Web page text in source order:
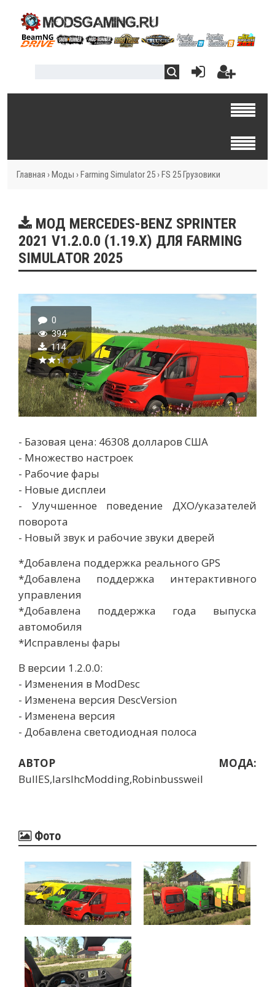
Главная › Моды › Farming Simulator 25 › FS 25 Грузовики
МОД MERCEDES-BENZ SPRINTER
2021 V1.2.0.0 (1.19.X) ДЛЯ FARMING
SIMULATOR 2025
0
394
114
- Базовая цена: 46308 долларов США
- Множество настроек
- Рабочие фары
- Новые дисплеи
- Улучшенное поведение ДХО/указателей
поворота
- Новый звук и рабочие звуки дверей
*Добавлена поддержка реального GPS
*Добавлена поддержка интерактивного
управления
*Добавлена поддержка года выпуска
автомобиля
*Исправлены фары
В версии 1.2.0.0:
- Изменения в ModDesc
- Изменена версия DescVersion
- Изменена версия
- Добавлена ​​светодиодная полоса
АВТОР МОДА:
BullES,larsIhcModding,Robinbussweil
Фото